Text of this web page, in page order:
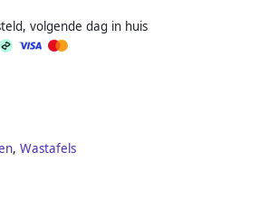
volgende dag in huis
, Wastafels